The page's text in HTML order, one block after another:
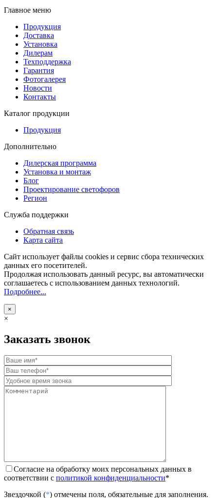
Главное меню
Продукция
Доставка
Установка
Дилерам
Техподдержка
Гарантия
Фотогалерея
Новости
Контакты
Каталог продукции
Продукция
Дополнительно
Дилерская программа
Установка и монтаж
Блог
Проектирование светофоров
Регион
Служба поддержки
Обратная связь
Карта сайта
Сайт использует файлы cookies и сервис сбора технических
данных его посетителей.
Продолжая использовать данный ресурс, вы автоматически
соглашаетесь с использованием данных технологий.
Подробнее...
×
×
Заказать звонок
Согласие на обработку моих персональных данных в
соответствии с политикой конфиденциальности*
Звездочкой (*) отмечены поля, обязательные для заполнения.